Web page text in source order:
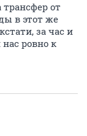
трансфер от
в этот же
за час и
ровно к